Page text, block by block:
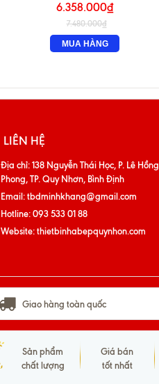
6.358.000₫
7.480.000₫
MUA HÀNG
LIÊN HỆ
Địa chỉ:138 Nguyễn Thái Học, P. Lê Hồng
Phong, TP. Quy Nhơn, Bình Định
Email:tbdminhkhang@gmail.com
Hotline:093 533 01 88
Website:thietbinhabepquynhon.com
Giao hàng toàn quốc
Sản phẩm
chất lượng
Giá bán
tốt nhất